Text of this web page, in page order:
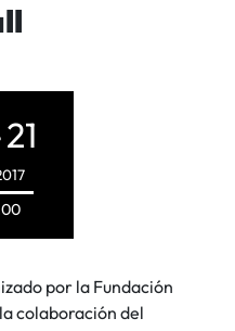
21
por la Fundación
colaboración del